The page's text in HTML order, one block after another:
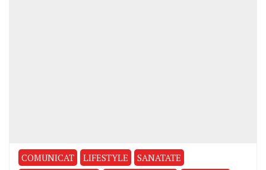
COMUNICAT LIFESTYLE
SANATATE